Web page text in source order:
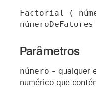
Factorial (
Parâmetros
número - qualquer
numérico que